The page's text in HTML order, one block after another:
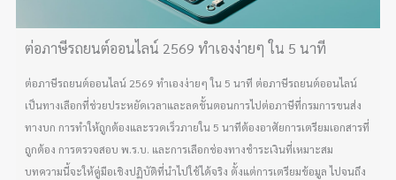
ต่อภาษีรถยนต์ออนไลน์ 2569 ทำเองง่ายๆ ใน 5 นาที
ต่อภาษีรถยนต์ออนไลน์ 2569 ทำเองง่ายๆ ใน 5 นาที ต่อภาษีรถยนต์ออนไลน์
เป็นทางเลือกที่ช่วยประหยัดเวลาและลดขั้นตอนการไปต่อภาษีที่กรมการขนส่ง
ทางบก การทำให้ถูกต้องและรวดเร็วภายใน 5 นาทีต้องอาศัยการเตรียมเอกสารที่
ถูกต้อง การตรวจสอบ พ.ร.บ. และการเลือกช่องทางชำระเงินที่เหมาะสม
บทความนี้จะให้คู่มือเชิงปฏิบัติที่นำไปใช้ได้จริง ตั้งแต่การเตรียมข้อมูล ไปจนถึง